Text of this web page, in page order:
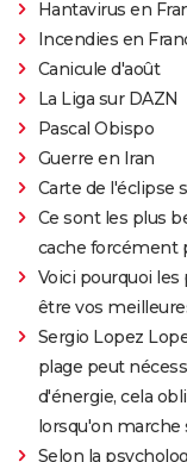
Hantavirus en
Incendies en
Canicule d'août
La Liga sur DAZN
Pascal Obispo
Guerre en Iran
Carte de l'éclipse
Ce sont les plus
cache forcément
Voici pourquoi
être vos
Sergio Lopez
plage peut
d'énergie, cela
lorsqu'on marche
Selon la